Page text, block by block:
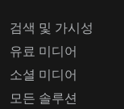
검색 및 가시성
유료 미디어
소셜 미디어
모든 솔루션